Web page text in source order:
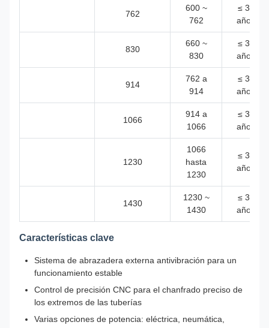
762
600 ~
762
≤ 30
años
830
660 ~
830
≤ 30
años
914
762 a
914
≤ 30
años
1066
914 a
1066
≤ 30
años
1230
1066
hasta
1230
≤ 30
años
1430
1230 ~
1430
≤ 30
años
Características clave
Sistema de abrazadera externa antivibración para un
funcionamiento estable
Control de precisión CNC para el chanfrado preciso de
los extremos de las tuberías
Varias opciones de potencia: eléctrica, neumática,